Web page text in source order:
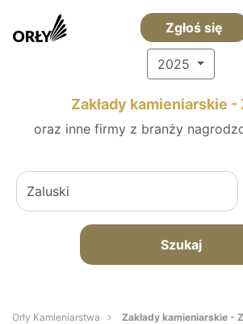
Zgłoś się
2025
Zakłady kamieniarskie -
oraz inne firmy z branży
Szukaj
Orły Kamieniarstwa Zakłady kamieniarskie -